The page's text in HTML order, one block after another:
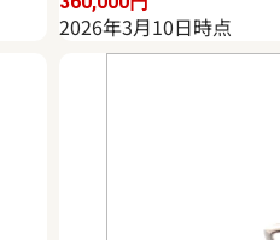
2026年3月10日時点